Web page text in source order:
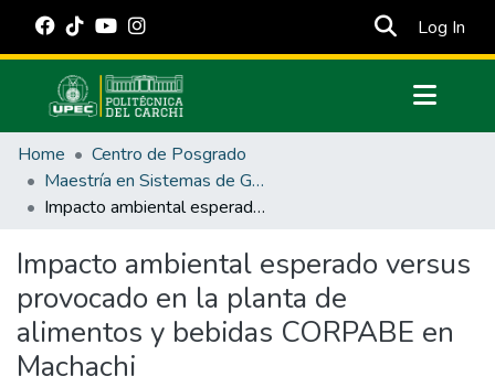
Log In
Communities & Collections
All of DSpace
Statistics
Estadísticas Externas
Manuales
Home
Centro de Posgrado
Maestría en Sistemas de Gestión de Calidad con Mención en Control Estadístico de Procesos
Impacto ambiental esperado versus provocado en la planta de alimentos y bebidas CORPABE en Machachi
Impacto ambiental esperado versus
provocado en la planta de
alimentos y bebidas CORPABE en
Machachi